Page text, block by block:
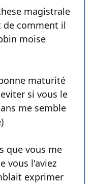
magistrale
de comment il
moise
maturité
si vous le
me semble
que vous me
vous l'aviez
exprimer